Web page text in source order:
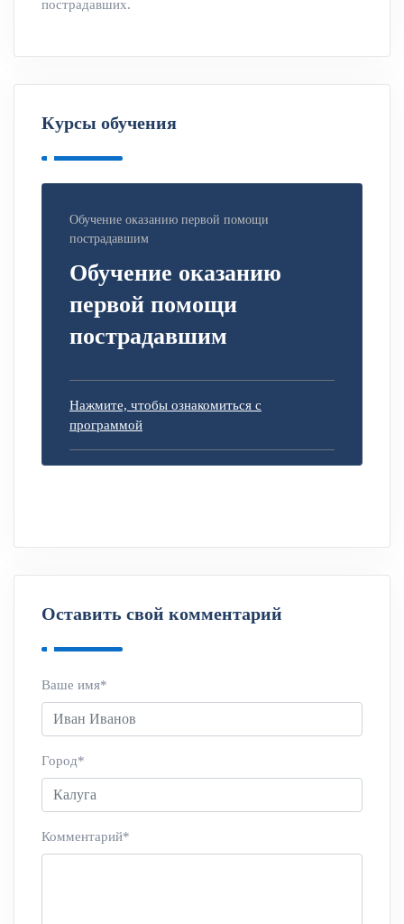
пострадавших.
Курсы обучения
Обучение оказанию первой помощи
пострадавшим
Обучение оказанию
первой помощи
пострадавшим
Нажмите, чтобы ознакомиться с
программой
Оставить свой комментарий
Ваше имя*
Город*
Комментарий*